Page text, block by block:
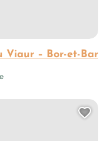
Viaur – Bor-et-Bar